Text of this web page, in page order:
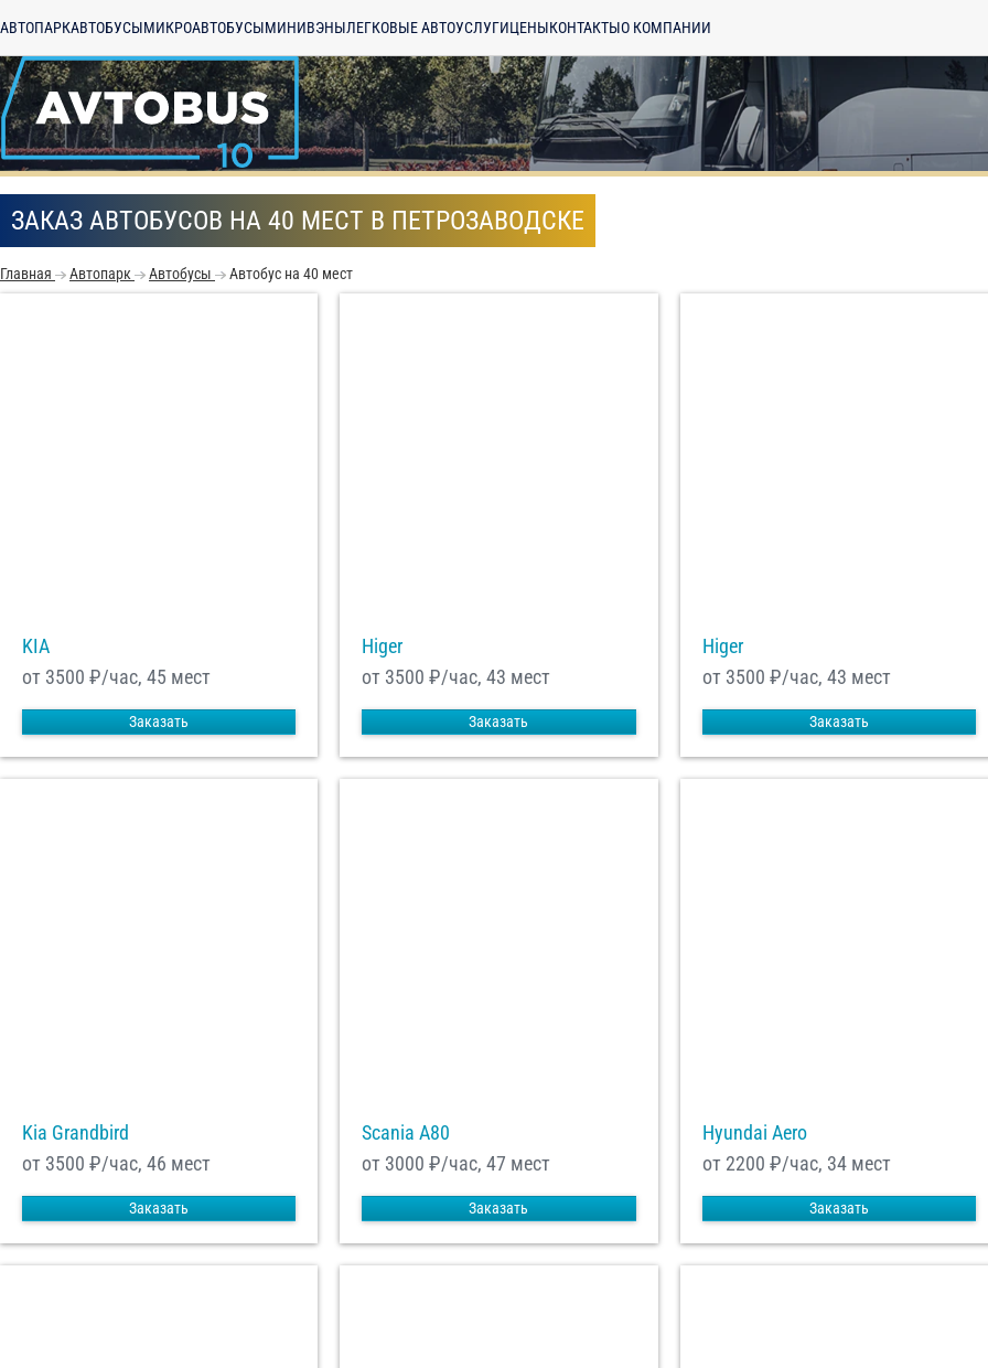
АВТОПАРКАВТОБУСЫМИКРОАВТОБУСЫМИНИВЭНЫЛЕГКОВЫЕ АВТОУСЛУГИЦЕНЫКОНТАКТЫО КОМПАНИИ
ЗАКАЗ АВТОБУСОВ НА 40 МЕСТ В ПЕТРОЗАВОДСКЕ
Главная Автопарк Автобусы Автобус на 40 мест
KIA
от 3500 ₽/час, 45 мест
Заказать
Higer
от 3500 ₽/час, 43 мест
Заказать
Higer
от 3500 ₽/час, 43 мест
Заказать
Kia Grandbird
от 3500 ₽/час, 46 мест
Заказать
Scania A80
от 3000 ₽/час, 47 мест
Заказать
Hyundai Aero
от 2200 ₽/час, 34 мест
Заказать